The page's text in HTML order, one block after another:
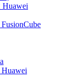
Huawei